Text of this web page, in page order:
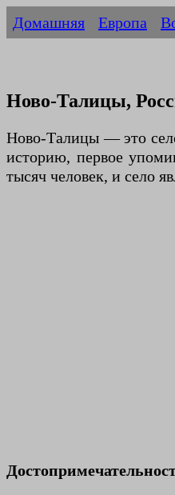
Домашняя Европа
Ново-Талицы,
Ново-Талицы — это
историю, первое
тысяч человек, и село